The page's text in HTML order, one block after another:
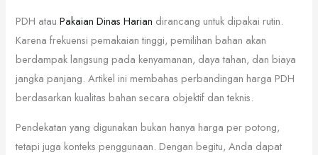
PDH atauPakaian Dinas Harian dirancang untuk dipakai rutin.
Karena frekuensi pemakaian tinggi, pemilihan bahan akan
berdampak langsung pada kenyamanan, daya tahan, dan biaya
jangka panjang. Artikel ini membahas perbandingan harga PDH
berdasarkan kualitas bahan secara objektif dan teknis.
Pendekatan yang digunakan bukan hanya harga per potong,
tetapi juga konteks penggunaan. Dengan begitu, Anda dapat